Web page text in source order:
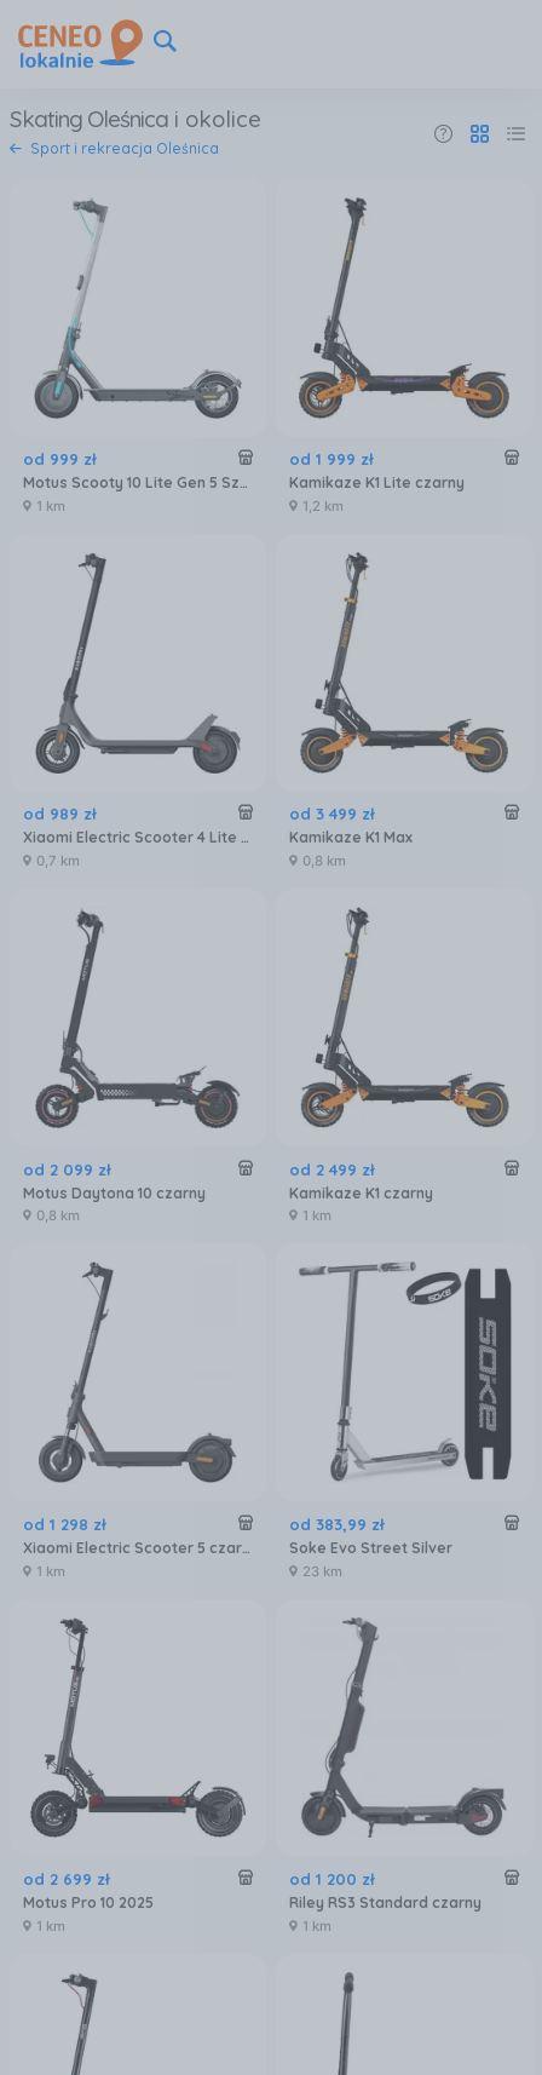
Skating Oleśnica i okolice
Sport i rekreacja Oleśnica
od 999 zł
Motus Scooty 10 Lite Gen 5 Szary
1 km
od 1 999 zł
Kamikaze K1 Lite czarny
1,2 km
od 989 zł
Xiaomi Electric Scooter 4 Lite (2nd Gen) Czarny
0,7 km
od 3 499 zł
Kamikaze K1 Max
0,8 km
od 2 099 zł
Motus Daytona 10 czarny
0,8 km
od 2 499 zł
Kamikaze K1 czarny
1 km
od 1 298 zł
Xiaomi Electric Scooter 5 czarny
1 km
od 383,99 zł
Soke Evo Street Silver
23 km
od 2 699 zł
Motus Pro 10 2025
1 km
od 1 200 zł
Riley RS3 Standard czarny
1 km